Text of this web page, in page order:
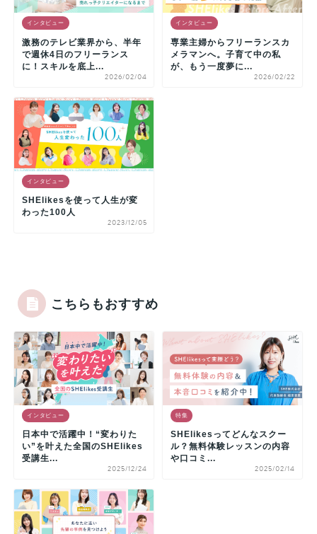
インタビュー
激務のテレビ業界から、半年
で週休4日のフリーランス
に！スキルを底上...
2026/02/04
インタビュー
専業主婦からフリーランスカ
メラマンへ。子育て中の私
が、もう一度夢に...
2026/02/22
インタビュー
SHElikesを使って人生が変
わった100人
2023/12/05
こちらもおすすめ
インタビュー
日本中で活躍中！“変わりた
い”を叶えた全国のSHElikes
受講生...
2025/12/24
特集
SHElikesってどんなスクー
ル？無料体験レッスンの内容
や口コミ...
2025/02/14